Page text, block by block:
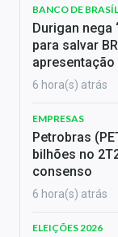
BANCO DE
Durigan nega
para salvar
6 hora(s) atrás
EMPRESAS
Petrobras
bilhões no
consenso
6 hora(s) atrás
ELEIÇÕES 2026